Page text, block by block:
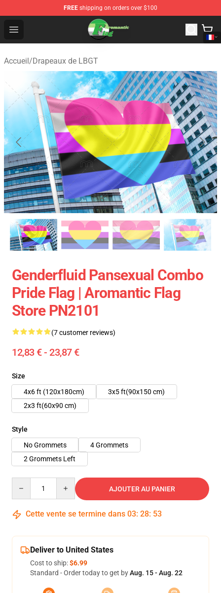
FREE shipping on orders over $100
Open menu
Aromantic Flag Shop - The Best Store of Aromantic Flag
Accueil/Drapeaux de LBGT
Genderfluid Pansexual Combo
Pride Flag | Aromantic Flag
Store PN2101
(7 customer reviews)
12,83 € - 23,87 €
Size
4x6 ft (120x180cm)
3x5 ft(90x150 cm)
2x3 ft(60x90 cm)
Style
No Grommets
4 Grommets
2 Grommets Left
AJOUTER AU PANIER
Cette vente se termine dans 03: 28: 53
Deliver to United States
Cost to ship:$6.99
Standard - Order today to get byAug. 15 - Aug. 22